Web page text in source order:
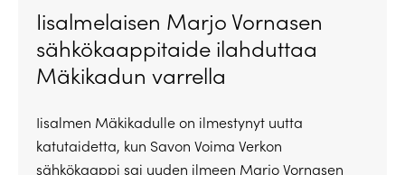
Iisalmelaisen Marjo Vornasen
sähkökaappitaide ilahduttaa
Mäkikadun varrella
Iisalmen Mäkikadulle on ilmestynyt uutta
katutaidetta, kun Savon Voima Verkon
sähkökaappi sai uuden ilmeen Marjo Vornasen